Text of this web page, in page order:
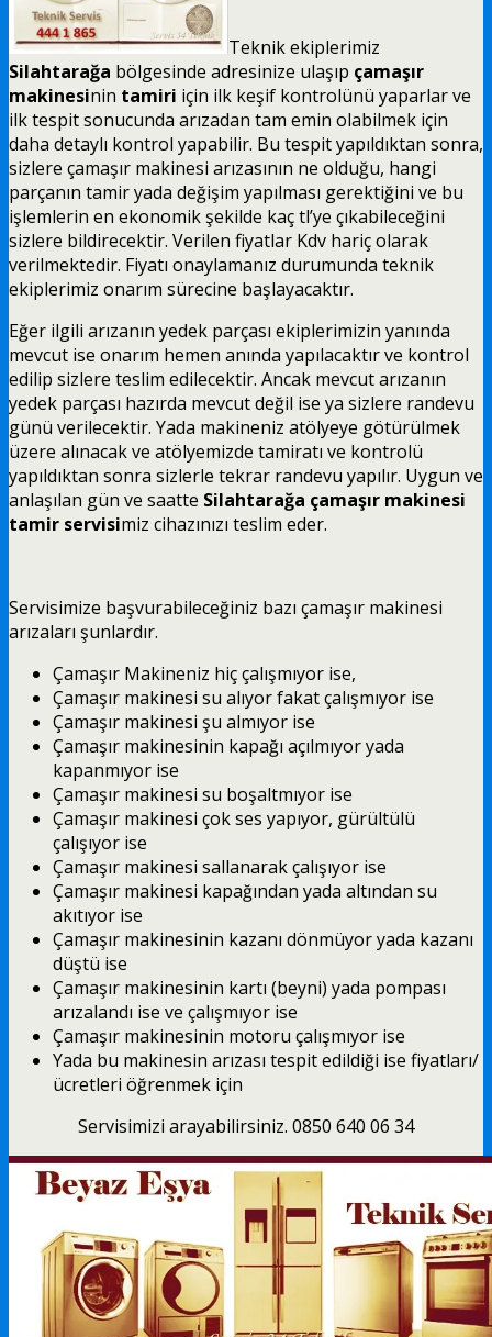
Teknik ekiplerimiz
Silahtarağa bölgesinde adresinize ulaşıp çamaşır
makinesinin tamiri için ilk keşif kontrolünü yaparlar ve
ilk tespit sonucunda arızadan tam emin olabilmek için
daha detaylı kontrol yapabilir. Bu tespit yapıldıktan sonra,
sizlere çamaşır makinesi arızasının ne olduğu, hangi
parçanın tamir yada değişim yapılması gerektiğini ve bu
işlemlerin en ekonomik şekilde kaç tl’ye çıkabileceğini
sizlere bildirecektir. Verilen fiyatlar Kdv hariç olarak
verilmektedir. Fiyatı onaylamanız durumunda teknik
ekiplerimiz onarım sürecine başlayacaktır.
Eğer ilgili arızanın yedek parçası ekiplerimizin yanında
mevcut ise onarım hemen anında yapılacaktır ve kontrol
edilip sizlere teslim edilecektir. Ancak mevcut arızanın
yedek parçası hazırda mevcut değil ise ya sizlere randevu
günü verilecektir. Yada makineniz atölyeye götürülmek
üzere alınacak ve atölyemizde tamiratı ve kontrolü
yapıldıktan sonra sizlerle tekrar randevu yapılır. Uygun ve
anlaşılan gün ve saatte Silahtarağa çamaşır makinesi
tamir servisimiz cihazınızı teslim eder.
Servisimize başvurabileceğiniz bazı çamaşır makinesi
arızaları şunlardır.
Çamaşır Makineniz hiç çalışmıyor ise,
Çamaşır makinesi su alıyor fakat çalışmıyor ise
Çamaşır makinesi şu almıyor ise
Çamaşır makinesinin kapağı açılmıyor yada
kapanmıyor ise
Çamaşır makinesi su boşaltmıyor ise
Çamaşır makinesi çok ses yapıyor, gürültülü
çalışıyor ise
Çamaşır makinesi sallanarak çalışıyor ise
Çamaşır makinesi kapağından yada altından su
akıtıyor ise
Çamaşır makinesinin kazanı dönmüyor yada kazanı
düştü ise
Çamaşır makinesinin kartı (beyni) yada pompası
arızalandı ise ve çalışmıyor ise
Çamaşır makinesinin motoru çalışmıyor ise
Yada bu makinesin arızası tespit edildiği ise fiyatları/
ücretleri öğrenmek için
Servisimizi arayabilirsiniz. 0850 640 06 34